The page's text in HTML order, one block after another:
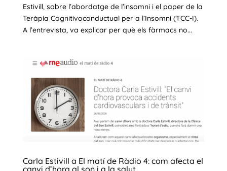
Estivill, sobre l’abordatge de l’insomni i el paper de la
Teràpia Cognitivoconductual per a l’Insomni (TCC-I).
A l’entrevista, va explicar per què els fàrmacs no...
Carla Estivill a El matí de Ràdio 4: com afecta el
canvi d’hora al son i a la salut